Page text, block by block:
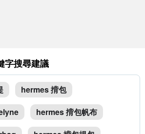
字搜尋建議
hermes 揹包
hermes 揹包帆布